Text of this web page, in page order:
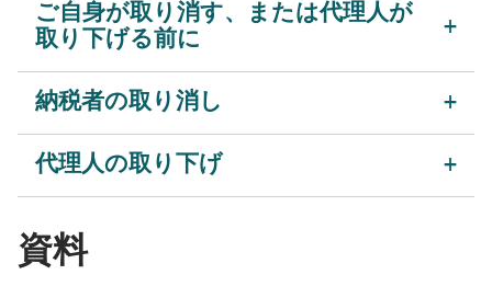
ご自身が取り消す、または代理人が
取り下げる前に
納税者の取り消し
代理人の取り下げ
資料